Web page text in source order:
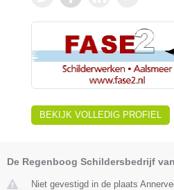
BEKIJK VOLLEDIG PROFIEL
De Regenboog Schildersbedrijf
Niet gevestigd in de plaats